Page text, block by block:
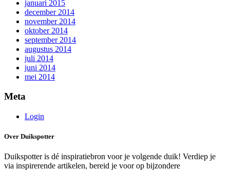
januari 2015
december 2014
november 2014
oktober 2014
september 2014
augustus 2014
juli 2014
juni 2014
mei 2014
Meta
Login
Over Duikspotter
Duikspotter is dé inspiratiebron voor je volgende duik! Verdiep je
via inspirerende artikelen, bereid je voor op bijzondere